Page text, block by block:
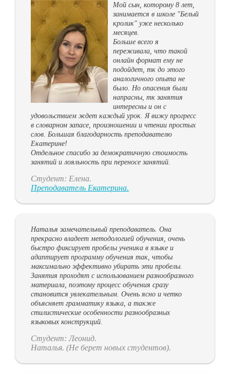
Мой сын, которому 8 лет,
занимается в школе "Белый
кролик" уже несколько
месяцев.
Больше всего я
переживала, что такой
онлайн формат ему не
подойдет, тк до этого
аналогичного опыта не
было. Но опасения были
напрасны, тк занятия
интересны и он с
удовольствием ждет каждый урок. Я вижу прогресс
в словарном запасе, произношении и чтении простых
слов. Большая благодарность преподавателю
Екатерине!
Отдельное спасибо за демократичную стоимость
занятий и лояльность при переносе занятий.
Студент: Елена.
Преподаватель Екатерина.
Наталья замечательный преподаватель. Она
прекрасно владеет методологией обучения, очень
быстро фиксирует пробелы ученика в языке и
адаптирует программу обучения так, чтобы
максимально эффективно убирать эти пробелы.
Занятия проходят с использованием разнообразного
материала, поэтому процесс обучения сразу
становится увлекательным. Очень ясно и четко
объясняет грамматику языка, а также
стилистические особенности разнообразных
языковых конструкций.
Студент: Леонид.
Наталья. (Не берет новых студентов).